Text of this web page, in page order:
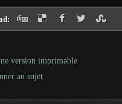
version imprimable
au sujet